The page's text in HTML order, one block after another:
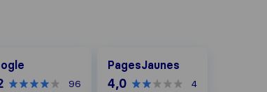
96
PagesJaunes
4,0 4